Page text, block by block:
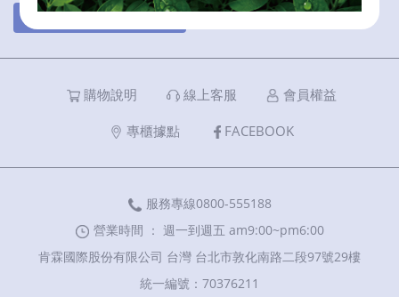
加入購物車
購物說明 線上客服 會員權益
專櫃據點 FACEBOOK
服務專線0800-555188
營業時間 ： 週一到週五 am9:00~pm6:00
肯霖國際股份有限公司 台灣 台北市敦化南路二段97號29樓
統一編號：70376211